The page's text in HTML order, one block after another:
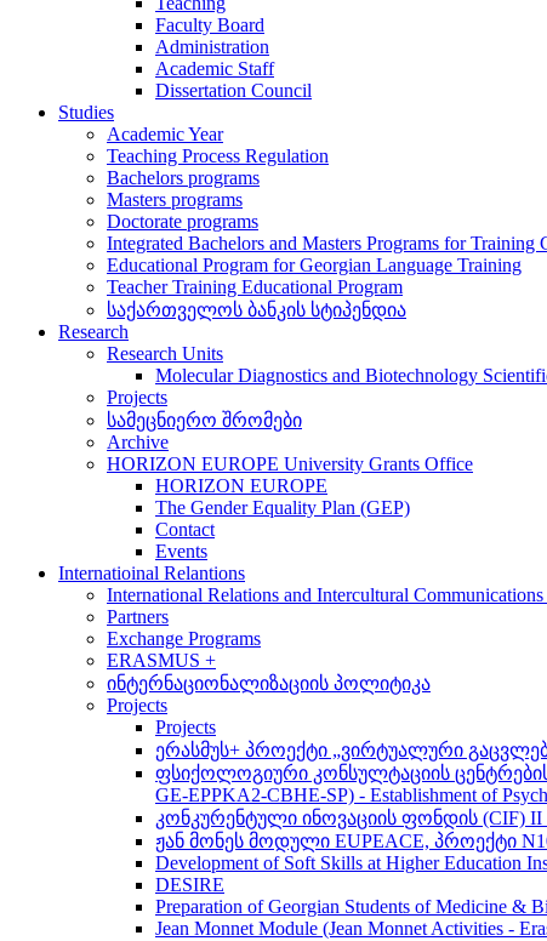
Faculty Board
Administration
Academic Staff
Dissertation Council
Studies
Academic Year
Teaching Process Regulation
Bachelors programs
Masters programs
Doctorate programs
Integrated Bachelors and Masters Programs for
Educational Program for Georgian Language Training
Teacher Training Educational Program
საქართველოს ბანკის სტიპენდია
Research
Research Units
Molecular Diagnostics and Biotechnology
Projects
სამეცნიერო შრომები
Archive
HORIZON EUROPE University Grants Office
HORIZON EUROPE
The Gender Equality Plan (GEP)
Contact
Events
Internatioinal Relantions
International Relations and Intercultural
Partners
Exchange Programs
ERASMUS +
ინტერნაციონალიზაციის პოლიტიკა
Projects
Projects
ერასმუს+ პროექტი „ვირტუალური გაცვლები
ფსიქოლოგიური კონსულტაციის ცენტრების
GE-EPPKA2-CBHE-SP) - Establishment of
კონკურენტული ინოვაციის ფონდის (CIF)
ჟან მონეს მოდული EUPEACE, პროექტი
Development of Soft Skills at Higher Education
DESIRE
Preparation of Georgian Students of Medicine &
Jean Monnet Module (Jean Monnet Activities -